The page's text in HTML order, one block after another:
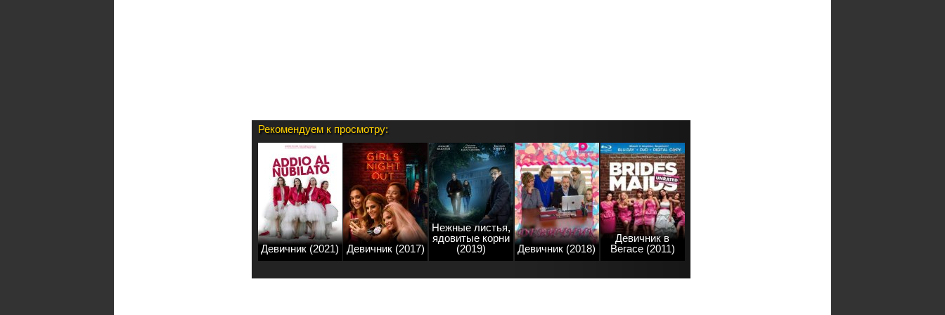
Рекомендуем к просмотру:
Девичник (2021) Девичник (2017)
Нежные листья,
ядовитые корни
(2019)
Девичник (2018)
Девичник в
Вегасе (2011)